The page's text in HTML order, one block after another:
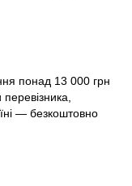
понад 13 000 грн
— безкоштовно